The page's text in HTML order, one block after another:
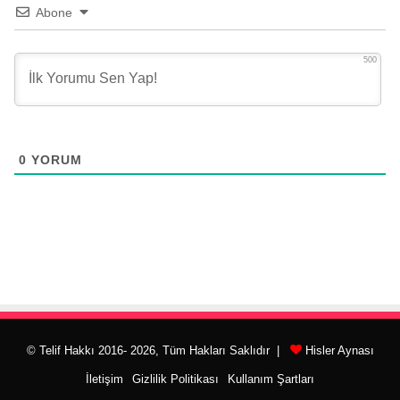
Abone
500
0 YORUM
© Telif Hakkı 2016- 2026, Tüm Hakları Saklıdır | Hisler Aynası
İletişim Gizlilik Politikası Kullanım Şartları